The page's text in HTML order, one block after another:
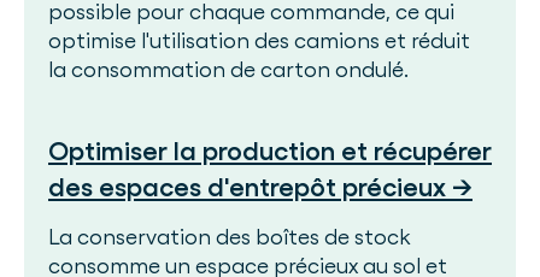
possible pour chaque commande, ce qui
optimise l'utilisation des camions et réduit
la consommation de carton ondulé.
Optimiser la production et récupérer
des espaces d'entrepôt précieux →
La conservation des boîtes de stock
consomme un espace précieux au sol et